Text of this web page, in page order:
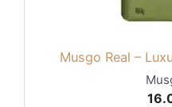
Musgo Real –